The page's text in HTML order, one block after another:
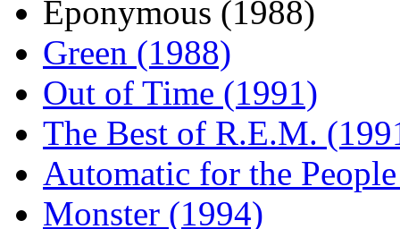
Eponymous (1988)
Green (1988)
Out of Time (1991)
The Best of R.E.M.
Automatic for the
Monster (1994)